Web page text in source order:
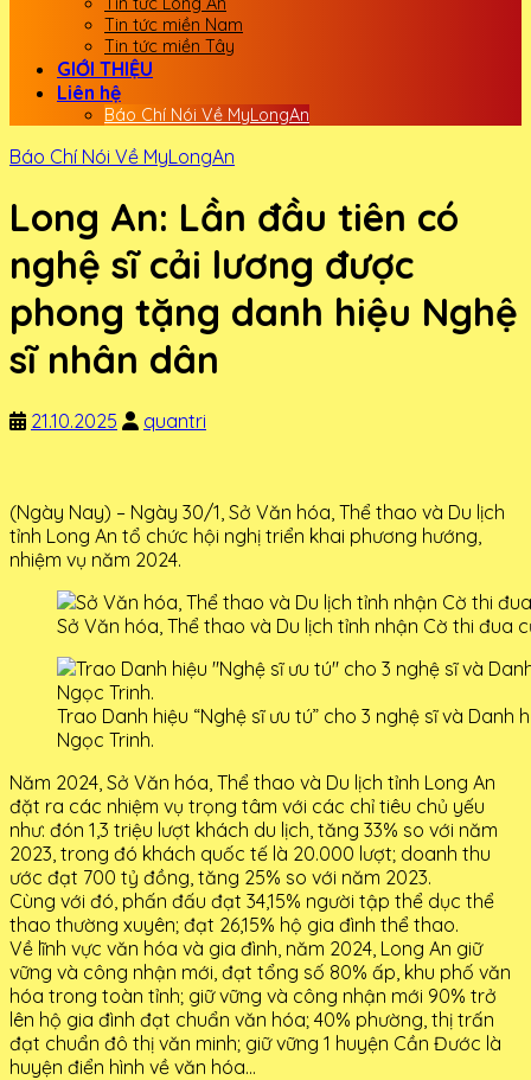
Tin tức miền Nam
Tin tức miền Tây
GIỚI THIỆU
Liên hệ
Báo Chí Nói Về MyLongAn
Báo Chí Nói Về MyLongAn
Long An: Lần đầu tiên có
nghệ sĩ cải lương được
phong tặng danh hiệu Nghệ
sĩ nhân dân
21.10.2025 quantri
(Ngày Nay) – Ngày 30/1, Sở Văn hóa, Thể thao và Du lịch
tỉnh Long An tổ chức hội nghị triển khai phương hướng,
nhiệm vụ năm 2024.
Sở Văn hóa, Thể thao và Du lịch tỉnh nhận Cờ thi đua
Trao Danh hiệu “Nghệ sĩ ưu tú” cho 3 nghệ sĩ và Danh
Ngọc Trinh.
Năm 2024, Sở Văn hóa, Thể thao và Du lịch tỉnh Long An
đặt ra các nhiệm vụ trọng tâm với các chỉ tiêu chủ yếu
như: đón 1,3 triệu lượt khách du lịch, tăng 33% so với năm
2023, trong đó khách quốc tế là 20.000 lượt; doanh thu
ước đạt 700 tỷ đồng, tăng 25% so với năm 2023.
Cùng với đó, phấn đấu đạt 34,15% người tập thể dục thể
thao thường xuyên; đạt 26,15% hộ gia đình thể thao.
Về lĩnh vực văn hóa và gia đình, năm 2024, Long An giữ
vững và công nhận mới, đạt tổng số 80% ấp, khu phố văn
hóa trong toàn tỉnh; giữ vững và công nhận mới 90% trở
lên hộ gia đình đạt chuẩn văn hóa; 40% phường, thị trấn
đạt chuẩn đô thị văn minh; giữ vững 1 huyện Cần Đước là
huyện điển hình về văn hóa…